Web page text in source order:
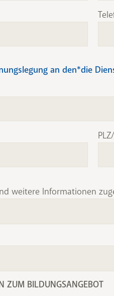
an den*die
weitere Informationen
ZUM BILDUNGSANGEBOT